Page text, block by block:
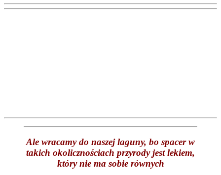
Ale wracamy do naszej laguny, bo spacer w
takich okolicznościach przyrody jest lekiem,
który nie ma sobie równych